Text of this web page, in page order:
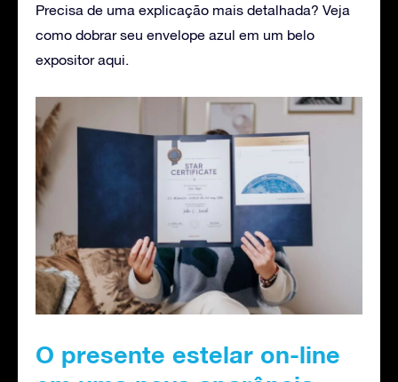
Precisa de uma explicação mais detalhada? Veja
como dobrar seu envelope azul em um belo
expositor aqui.
O presente estelar on-line